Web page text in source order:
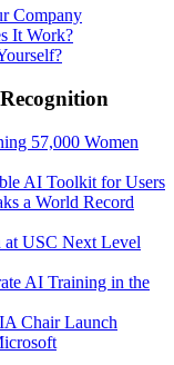
Company
It Work?
57,000 Women
AI Toolkit for Users
a World Record
at USC Next Level
AI Training in the
Chair Launch